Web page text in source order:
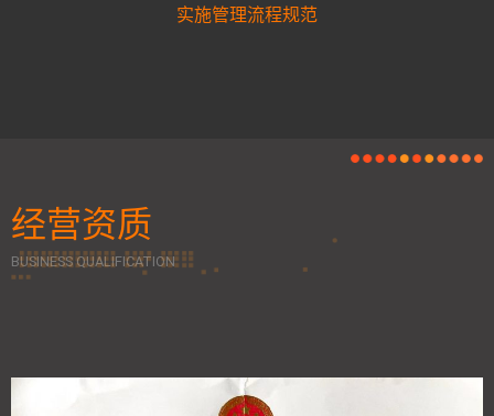
实施管理流程规范
经营资质
经营资质
BUSINESS QUALIFICATION